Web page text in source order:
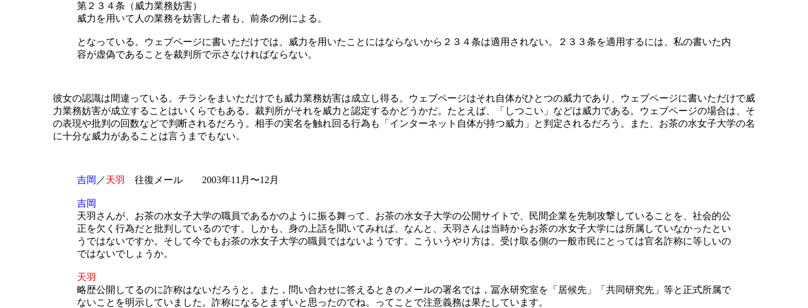
第２３４条（威力業務妨害）
威力を用いて人の業務を妨害した者も、前条の例による。
となっている。ウェブページに書いただけでは、威力を用いたことにはならないから２３４条は適用されない。２３３条を適用するには、私の書いた内
容が虚偽であることを裁判所で示さなければならない。
彼女の認識は間違っている。チラシをまいただけでも威力業務妨害は成立し得る。ウェブページはそれ自体がひとつの威力であり、ウェブページに書いただけで威
力業務妨害が成立することはいくらでもある。裁判所がそれを威力と認定するかどうかだ。たとえば、「しつこい」などは威力である。ウェブページの場合は、そ
の表現や批判の回数などで判断されるだろう。相手の実名を触れ回る行為も「インターネット自体が持つ威力」と判定されるだろう。また、お茶の水女子大学の名
に十分な威力があることは言うまでもない。
吉岡 ／天羽 往復メール 2003年11月〜12月
吉岡
天羽さんが、お茶の水女子大学の職員であるかのように振る舞って、お茶の水女子大学の公開サイトで、民間企業を先制攻撃していることを、社会的公
正を欠く行為だと批判しているのです。しかも、身の上話を聞いてみれば、なんと、天羽さんは当時からお茶の水女子大学には所属していなかったとい
うではないですか。そして今でもお茶の水女子大学の職員ではないようです。こういうやり方は、受け取る側の一般市民にとっては官名詐称に等しいの
ではないでしょうか。
天羽
略歴公開してるのに詐称はないだろうと。また，問い合わせに答えるときのメールの署名では，冨永研究室を「居候先」「共同研究先」等と正式所属で
ないことを明示していました。詐称になるとまずいと思ったのでね。ってことで注意義務は果たしています。